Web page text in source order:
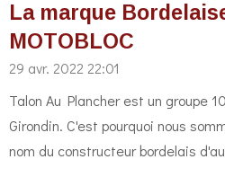
La marque
MOTOBLOC
29 avr. 2022 22:01
Talon Au Plancher est un groupe
Girondin. C'est pourquoi nous
nom du constructeur bordelais